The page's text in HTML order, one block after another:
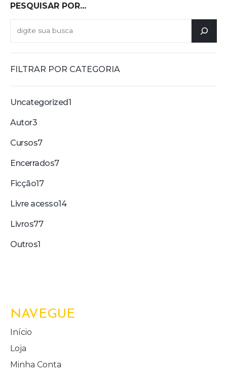
PESQUISAR POR...
FILTRAR POR CATEGORIA
Uncategorized1
Autor3
Cursos7
Encerrados7
Ficção17
Livre acesso14
Livros77
Outros1
NAVEGUE
Início
Loja
Minha Conta